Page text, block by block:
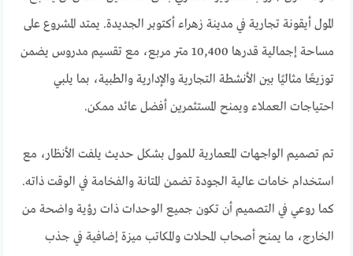
المول أيقونة تجارية في مدينة زهراء أكتوبر الجديدة. يمتد المشروع على
مساحة إجمالية قدرها 10,400 متر مربع، مع تقسيم مدروس يضمن
توزيعًا مثاليًا بين الأنشطة التجارية والإدارية والطبية، بما يلبي
احتياجات العملاء ويمنح المستثمرين أفضل عائد ممكن.
تم تصميم الواجهات المعمارية للمول بشكل حديث يلفت الأنظار، مع
استخدام خامات عالية الجودة تضمن المتانة والفخامة في الوقت ذاته.
كما روعي في التصميم أن تكون جميع الوحدات ذات رؤية واضحة من
الخارج، ما يمنح أصحاب المحلات والمكاتب ميزة إضافية في جذب